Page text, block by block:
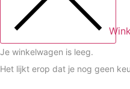
Je winkelwagen is leeg.
Het lijkt erop dat je nog geen